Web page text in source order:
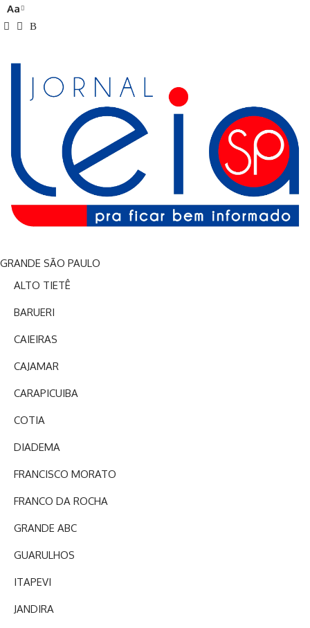
Redimensionador
de
Aa
GRANDE SÃO PAULO
ALTO TIETÊ
BARUERI
CAIEIRAS
CAJAMAR
CARAPICUIBA
COTIA
DIADEMA
FRANCISCO MORATO
FRANCO DA ROCHA
GRANDE ABC
GUARULHOS
ITAPEVI
JANDIRA